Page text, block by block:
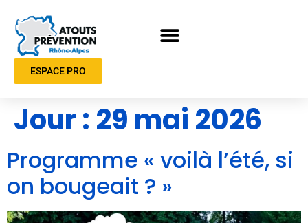
ESPACE PRO
Jour : 29 mai 2026
Programme « voilà l’été, si
on bougeait ? »